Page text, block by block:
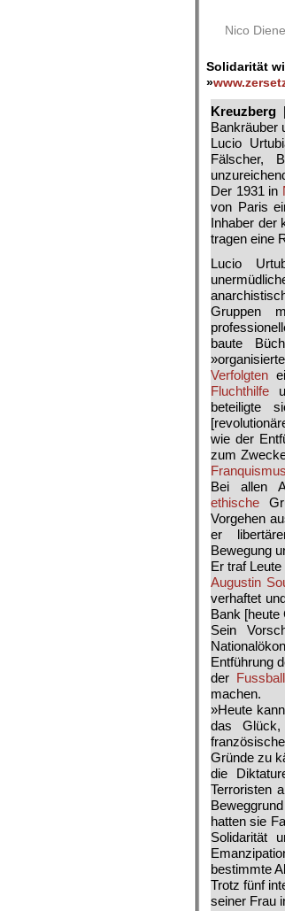
Nico
Solidarität
»
Kreuzberg
Bankräuber
Lucio
Fälscher,
Der 1931 in
von Paris
Inhaber der
tragen eine
Lucio
Gruppen
baute
Verfolgten
Flucht­hilfe
beteiligte
wie der
zum
Franquismus
Bei allen
ethische
Vorgehen
er
Bewegung
Er traf Leute
Augustin
verhaftet
Bank [heute
Sein
Entführung
der
machen.
»Heute
das Glück,
Gründe zu
die
Terroristen
hatten sie
Solidarität
bestimmte
Trotz fünf
seiner Frau